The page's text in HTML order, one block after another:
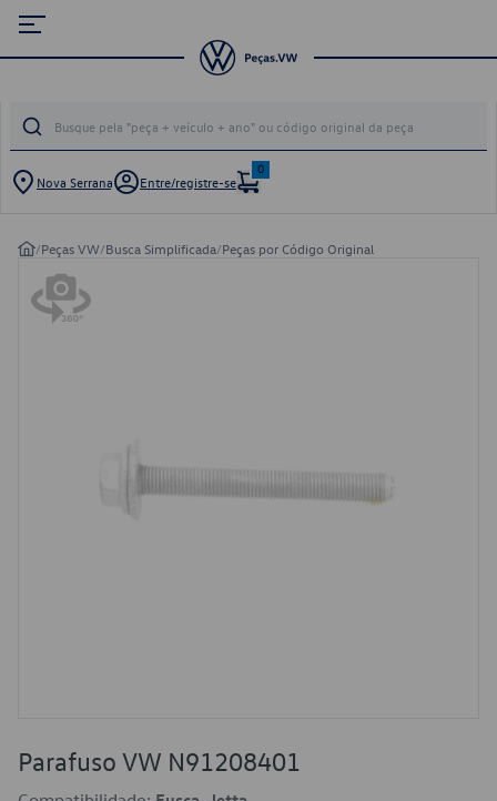
Nova Serrana Entre/registre-se
0
/Peças VW/Busca Simplificada/Peças por Código Original
Parafuso VW N91208401